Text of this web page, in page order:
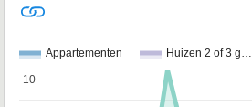
Appartementen Huizen 2 of 3 g…
10
10